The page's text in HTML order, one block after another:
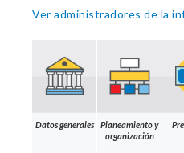
Ver administradores de la
Datos generales
Planeamiento y
organización